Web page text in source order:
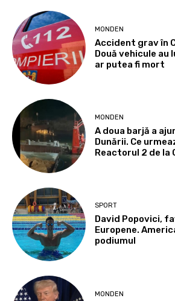
MONDEN
Accident grav în
Două vehicule
ar putea fi mort
MONDEN
A doua barjă a
Dunării. Ce
Reactorul 2 de la
SPORT
David Popovici,
Europene.
podiumul
MONDEN